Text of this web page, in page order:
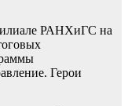
РАНХиГС на
Герои